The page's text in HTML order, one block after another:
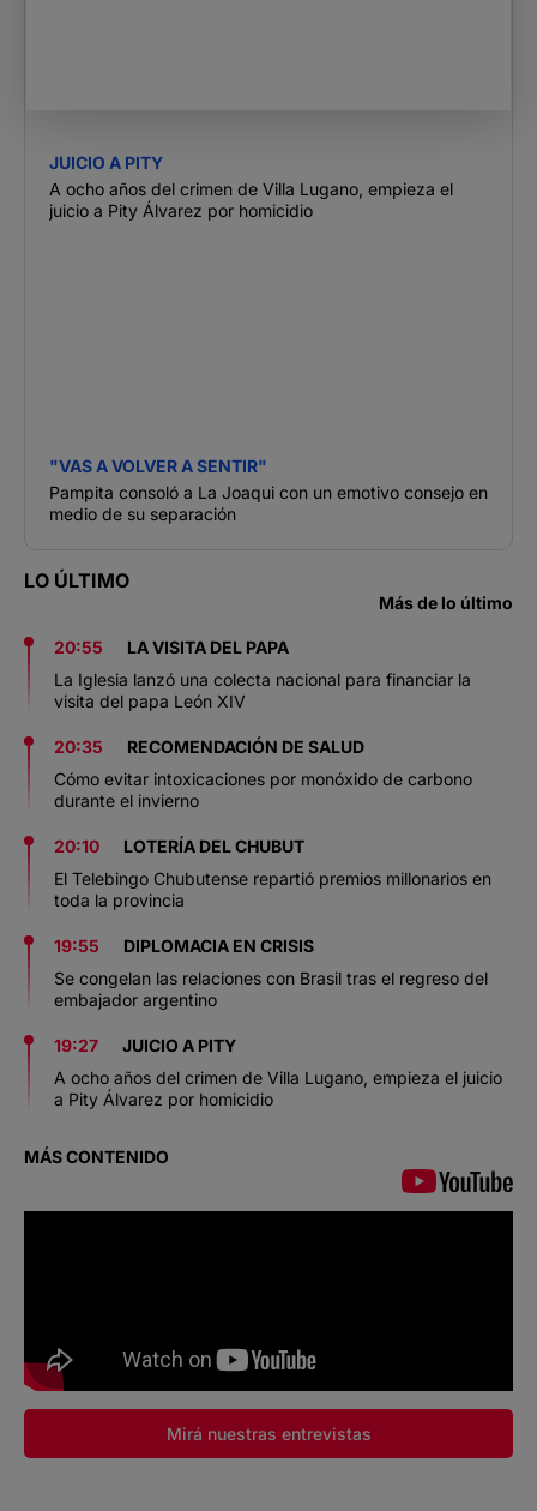
JUICIO A PITY
A ocho años del crimen de Villa Lugano, empieza el
juicio a Pity Álvarez por homicidio
"VAS A VOLVER A SENTIR"
Pampita consoló a La Joaqui con un emotivo consejo en
medio de su separación
LO ÚLTIMO
Más de lo último
20:55
LA VISITA DEL PAPA
La Iglesia lanzó una colecta nacional para financiar la
visita del papa León XIV
20:35
RECOMENDACIÓN DE SALUD
Cómo evitar intoxicaciones por monóxido de carbono
durante el invierno
20:10
LOTERÍA DEL CHUBUT
El Telebingo Chubutense repartió premios millonarios en
toda la provincia
19:55
DIPLOMACIA EN CRISIS
Se congelan las relaciones con Brasil tras el regreso del
embajador argentino
19:27
JUICIO A PITY
A ocho años del crimen de Villa Lugano, empieza el juicio
a Pity Álvarez por homicidio
MÁS CONTENIDO
Mirá nuestras entrevistas